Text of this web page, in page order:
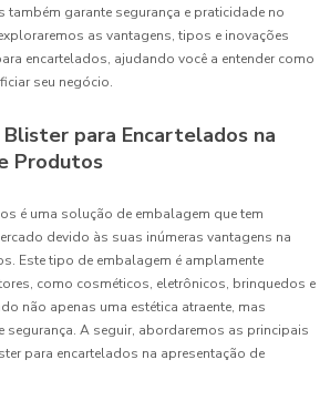
também garante segurança e praticidade no
as vantagens, tipos e inovações
encartelados, ajudando você a entender como
seu negócio.
para Encartelados na
Produtos
é uma solução de embalagem que tem
devido às suas inúmeras vantagens na
Este tipo de embalagem é amplamente
como cosméticos, eletrônicos, brinquedos e
não apenas uma estética atraente, mas
segurança. A seguir, abordaremos as principais
para encartelados na apresentação de